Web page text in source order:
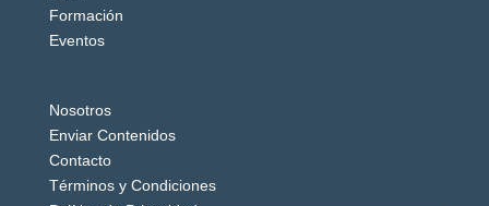
Formación
Eventos
Nosotros
Enviar Contenidos
Contacto
Términos y Condiciones